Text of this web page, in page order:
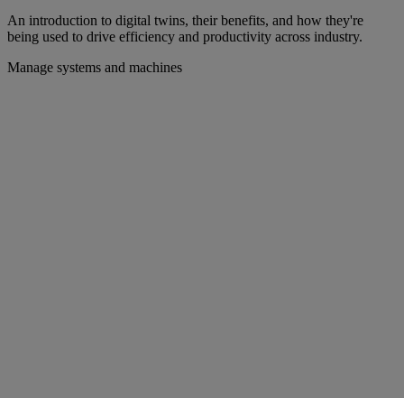
An introduction to digital twins, their benefits, and how they're
being used to drive efficiency and productivity across industry.
Manage systems and machines